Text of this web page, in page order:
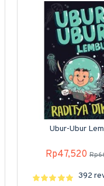
Ubur-Ubur
Rp47,520
392